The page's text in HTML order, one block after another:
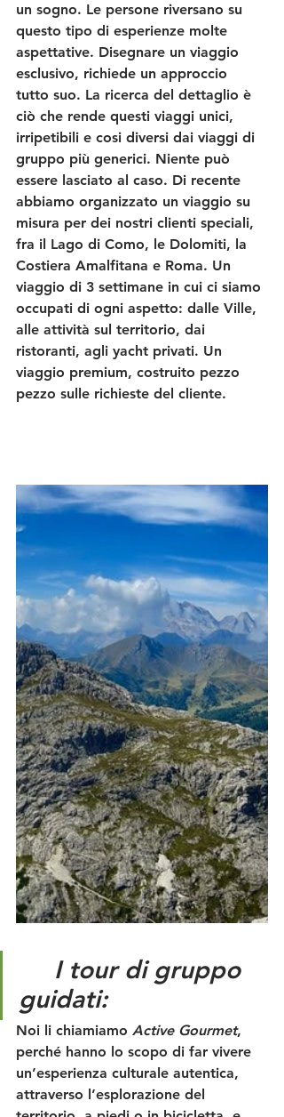
un sogno. Le persone riversano su
questo tipo di esperienze molte
aspettative. Disegnare un viaggio
esclusivo, richiede un approccio
tutto suo. La ricerca del dettaglio è
ciò che rende questi viaggi unici,
irripetibili e cosi diversi dai viaggi di
gruppo più generici. Niente può
essere lasciato al caso. Di recente
abbiamo organizzato un viaggio su
misura per dei nostri clienti speciali,
fra il Lago di Como, le Dolomiti, la
Costiera Amalfitana e Roma. Un
viaggio di 3 settimane in cui ci siamo
occupati di ogni aspetto: dalle Ville,
alle attività sul territorio, dai
ristoranti, agli yacht privati. Un
viaggio premium, costruito pezzo
pezzo sulle richieste del cliente.
guidati:
Noi li chiamiamo Active Gourmet,
perché hanno lo scopo di far vivere
un’esperienza culturale autentica,
attraverso l’esplorazione del